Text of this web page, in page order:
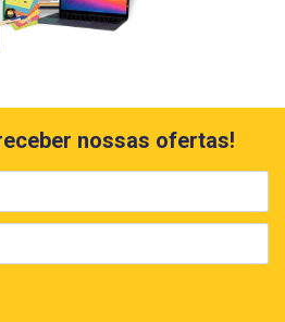
nossas ofertas!